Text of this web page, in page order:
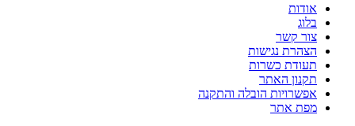
אודות
בלוג
צור קשר
הצהרת נגישות
תעודת כשרות
תקנון האתר
אפשרויות הובלה והתקנה
מפת אתר